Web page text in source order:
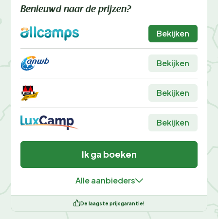
Benieuwd naar de prijzen?
Bekijken
Bekijken
Bekijken
Bekijken
Ik ga boeken
Alle aanbieders
De laagste prijsgarantie!